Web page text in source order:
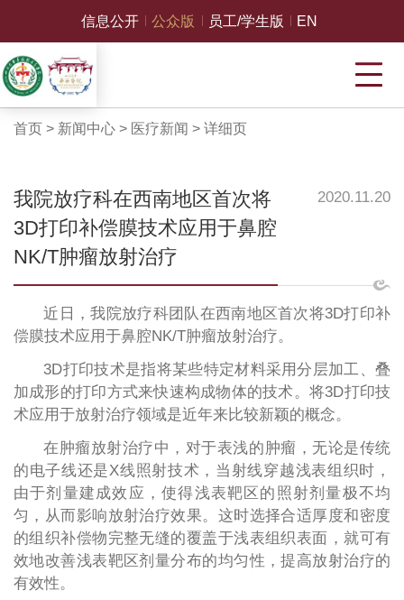
信息公开 公众版 员工/学生版 EN
首页 > 新闻中心> 医疗新闻 > 详细页
我院放疗科在西南地区首次将
3D打印补偿膜技术应用于鼻腔
NK/T肿瘤放射治疗
2020.11.20
近日，我院放疗科团队在西南地区首次将3D打印补
偿膜技术应用于鼻腔NK/T肿瘤放射治疗。
3D打印技术是指将某些特定材料采用分层加工、叠
加成形的打印方式来快速构成物体的技术。将3D打印技
术应用于放射治疗领域是近年来比较新颖的概念。
在肿瘤放射治疗中，对于表浅的肿瘤，无论是传统
的电子线还是X线照射技术，当射线穿越浅表组织时，
由于剂量建成效应，使得浅表靶区的照射剂量极不均
匀，从而影响放射治疗效果。这时选择合适厚度和密度
的组织补偿物完整无缝的覆盖于浅表组织表面，就可有
效地改善浅表靶区剂量分布的均匀性，提高放射治疗的
有效性。